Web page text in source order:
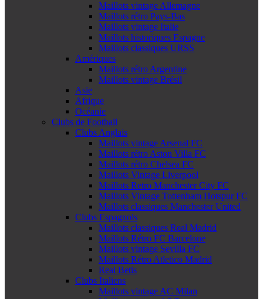
Maillots vintage Allemagne
Maillots rétro Pays-Bas
Maillots vintage Italie
Maillots historiques Espagne
Maillots classiques URSS
Amériques
Maillots rétro Argentine
Maillots vintage Brésil
Asie
Afrique
Océanie
Clubs de Football
Clubs Anglais
Maillots vintage Arsenal FC
Maillots rétro Aston Villa FC
Maillots rétro Chelsea FC
Maillots Vintage Liverpool
Maillots Retro Manchester City FC
Maillots Vintage Tottenham Hotspur FC
Maillots classiques Manchester United
Clubs Espagnols
Maillots classiques Real Madrid
Maillots Rétro FC Barcelone
Maillots vintage Sevilla FC
Maillots Rétro Atletico Madrid
Real Betis
Clubs Italiens
Maillots vintage AC Milan